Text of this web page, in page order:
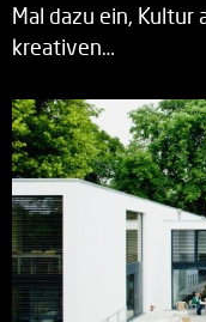
Mal dazu ein, Kultur
kreativen…